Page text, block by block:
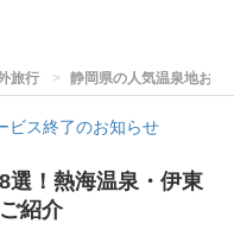
旅行 静岡県の人気温泉地おす
ビス終了のお知らせ
選！熱海温泉・伊東
紹介